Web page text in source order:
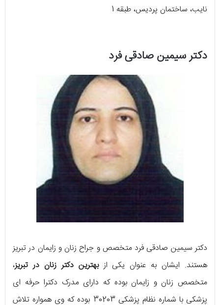
نایب، ساختمان پردیس، طبقه 1
دکتر سیمین صادقی فرد
دکتر سیمین صادقی فرد متخصص و جراح زنان و زایمان در تبریز
هستند. ایشان به عنوان یکی ازبهترین دکتر زنان در تبریز،
متخصص زنان و زایمان بوده که دارای مدرک دکترا حرفه ای
پزشکی با شماره نظام پزشکی 30203 بوده که وی همواره تلاش